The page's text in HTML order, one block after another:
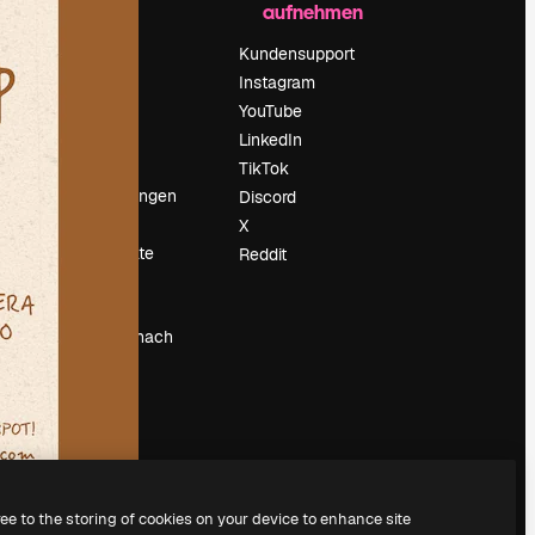
Karriere
Veranstaltungen
Deine Inhalte
Suchst du nach
aufnehmen
Kundensupport
Instagram
YouTube
LinkedIn
TikTok
Discord
X
Reddit
to the storing of cookies on your device to enhance site